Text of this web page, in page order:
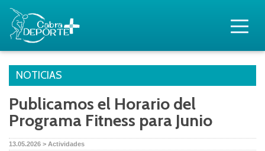
NOTICIAS
Publicamos el Horario del
Programa Fitness para Junio
13.05.2026 > Actividades